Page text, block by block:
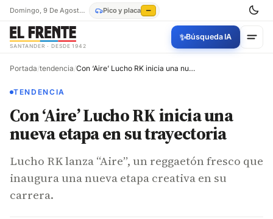
Domingo, 9 De Agosto De 2026 Pico y placa —
SANTANDER · DESDE 1942
✨Búsqueda IA
Portada/tendencia/ Con ‘Aire’ Lucho RK inicia una nueva etapa en su trayectoria
TENDENCIA
Con ‘Aire’ Lucho RK inicia una
nueva etapa en su trayectoria
Lucho RK lanza “Aire”, un reggaetón fresco que
inaugura una nueva etapa creativa en su
carrera.